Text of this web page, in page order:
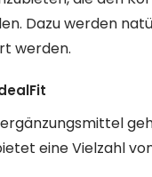
Dazu werden
werden.
eine Vielzahl